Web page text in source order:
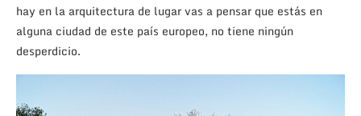
hay en la arquitectura de lugar vas a pensar que estás en
alguna ciudad de este país europeo, no tiene ningún
desperdicio.